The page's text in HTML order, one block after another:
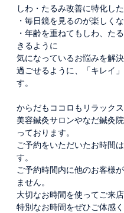
しわ・たるみ改善に特化し
・毎日鏡を見るのが楽しく
・年齢を重ねてもしわ、た
きるように
気になっているお悩みを解
過ごせるように、「キレイ
す。
からだもココロもリラック
美容鍼灸サロンやなだ鍼灸
っております。
ご予約をいただいたお時間
す。
ご予約時間内に他のお客様
ません。
大切なお時間を使ってご来
特別なお時間をぜひご体感く